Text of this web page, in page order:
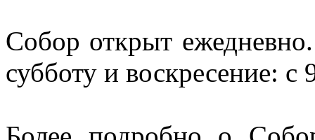
Собор открыт
субботу и воскресение: с